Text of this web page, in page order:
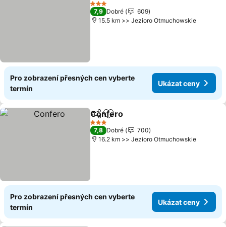
3 Počet hvězdiček
7,9 Dobré
609
15.5 km >> Jezioro Otmuchowskie
Pro zobrazení přesných cen vyberte
termín
Ukázat ceny
SdíletPřidat na seznam oblíbených
Confero
3 Počet hvězdiček
7,8 Dobré
700
16.2 km >> Jezioro Otmuchowskie
Pro zobrazení přesných cen vyberte
termín
Ukázat ceny